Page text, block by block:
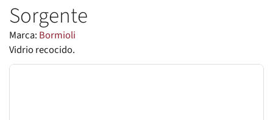
Sorgente
Marca: Bormioli
Vidrio recocido.